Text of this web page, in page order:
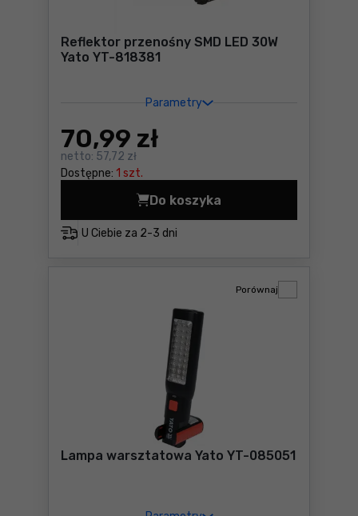
Reflektor przenośny SMD LED 30W
Yato YT-818381
Parametry
70,99 zł
netto: 57,72 zł
Dostępne: 1 szt.
U Ciebie za 2-3 dni
Do koszyka
Reflektor przenośny SMD
Lampa warsztatowa Yato YT-085051
Porównaj